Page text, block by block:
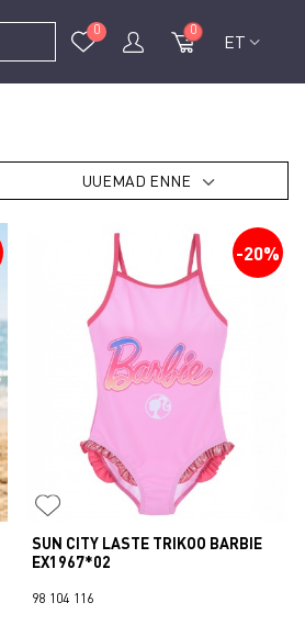
0 0
ET
UUEMAD ENNE
-20%
SUN CITY LASTE TRIKOO BARBIE
EX1967*02
98 104 116